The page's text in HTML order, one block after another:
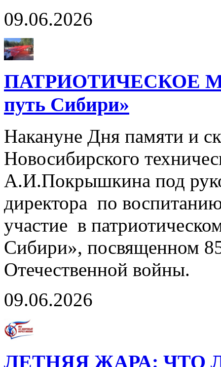
09.06.2026
ПАТРИОТИЧЕСКОЕ
путь Сибири»
Накануне Дня памяти и
Новосибирского
А.И.Покрышкина под
директора по
участие в
Сибири», посвященном
Отечественной войны.
09.06.2026
ЛЕТНЯЯ ЖАРА: ЧТО